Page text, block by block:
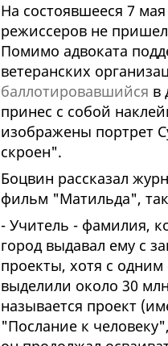
На состоявшееся 7
режиссеров не
Помимо адвоката
ветеранских
баллотировавшийся в
принес с собой
изображены портрет
скроен".
Боцвин рассказал
фильм "Матильда",
- Учитель - фамилия,
город выдавал ему с
проекты, хотя с
выделили около 30
называется проект
"Послание к